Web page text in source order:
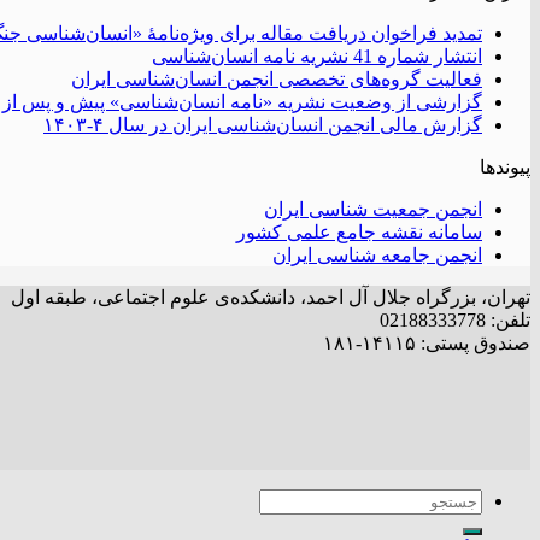
تمدید فراخوان دریافت مقاله برای ویژه‌نامۀ «انسان‌شناسی
انتشار شماره 41 نشریه نامه انسان‌شناسی
فعالیت گروه‌های تخصصی انجمن انسان‌شناسی ایران
گزارشی از وضعیت نشریه «نامه انسان‌شناسی» پیش و پس از
گزارش مالی انجمن انسان‌شناسی ایران در سال ۴-۱۴۰۳
پیوندها
انجمن جمعیت شناسی ایران
سامانه نقشه جامع علمی کشور
انجمن جامعه شناسی ایران
تهران، بزرگراه جلال آل احمد، دانشکده‌ی علوم اجتماعی، طبقه اول
تلفن: 02188333778
صندوق پستی: ۱۴۱۱۵-۱۸۱